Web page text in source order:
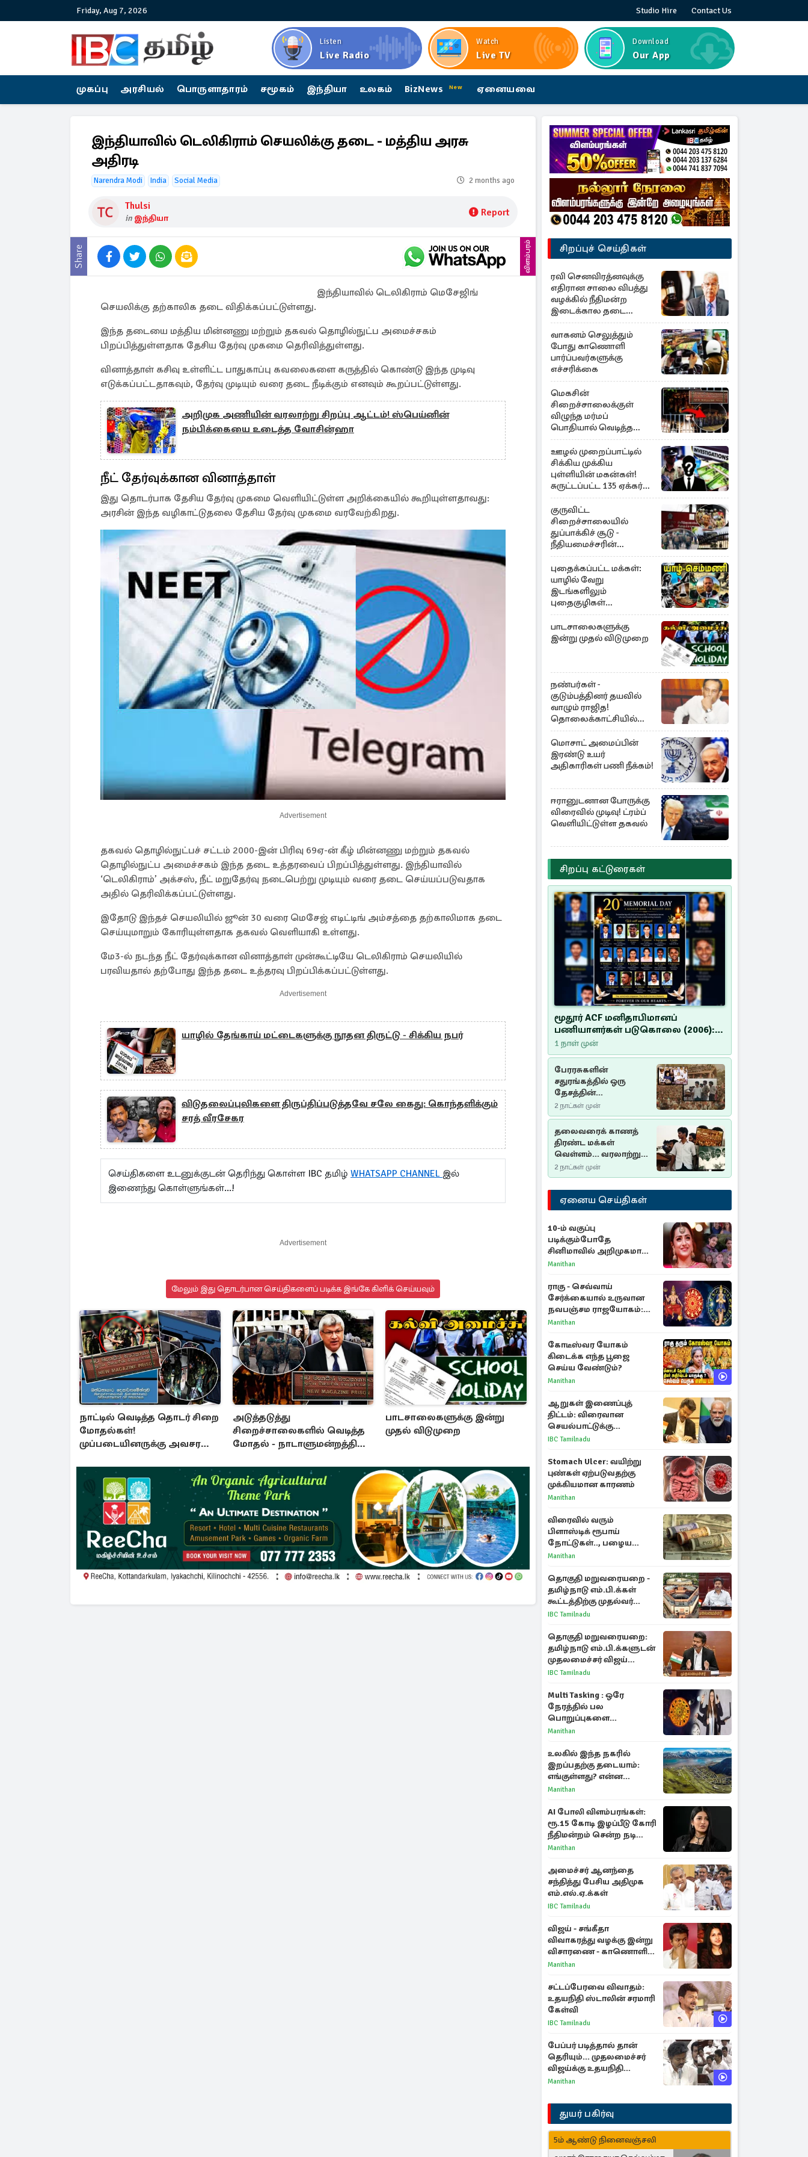
Friday, Aug 7, 2026 Studio Hire Contact Us
Listen
Live Radio
Watch
Live TV
Download
Our App
முகப்பு அரசியல் பொருளாதாரம் சமூகம் இந்தியா உலகம் BizNews New ஏனையவை
இந்தியாவில் டெலிகிராம் செயலிக்கு தடை - மத்திய அரசு
அதிரடி
Narendra Modi India Social Media 2 months ago
Thulsi
in இந்தியா Report
Share விளம்பரம்
இந்தியாவில் டெலிகிராம் மெசேஜிங்
செயலிக்கு தற்காலிக தடை விதிக்கப்பட்டுள்ளது.
இந்த தடையை மத்திய மின்னணு மற்றும் தகவல் தொழில்நுட்ப அமைச்சகம்
பிறப்பித்துள்ளதாக தேசிய தேர்வு முகமை தெரிவித்துள்ளது.
வினாத்தாள் கசிவு உள்ளிட்ட பாதுகாப்பு கவலைகளை கருத்தில் கொண்டு இந்த முடிவு
எடுக்கப்பட்டதாகவும், தேர்வு முடியும் வரை தடை நீடிக்கும் எனவும் கூறப்பட்டுள்ளது.
அறிமுக அணியின் வரலாற்று சிறப்பு ஆட்டம்! ஸ்பெய்னின்
நம்பிக்கையை உடைத்த வோசின்ஹா
நீட் தேர்வுக்கான வினாத்தாள்
இது தொடர்பாக தேசிய தேர்வு முகமை வெளியிட்டுள்ள அறிக்கையில் கூறியுள்ளதாவது:
அரசின் இந்த வழிகாட்டுதலை தேசிய தேர்வு முகமை வரவேற்கிறது.
Advertisement
தகவல் தொழில்நுட்பச் சட்டம் 2000-இன் பிரிவு 69ஏ-ன் கீழ் மின்னணு மற்றும் தகவல்
தொழில்நுட்ப அமைச்சகம் இந்த தடை உத்தரவைப் பிறப்பித்துள்ளது. இந்தியாவில்
‘டெலிகிராம்’ அக்சஸ், நீட் மறுதேர்வு நடைபெற்று முடியும் வரை தடை செய்யப்படுவதாக
அதில் தெரிவிக்கப்பட்டுள்ளது.
இதோடு இந்தச் செயலியில் ஜூன் 30 வரை மெசேஜ் எடிட்டிங் அம்சத்தை தற்காலிமாக தடை
செய்யுமாறும் கோரியுள்ளதாக தகவல் வெளியாகி உள்ளது.
மே3-ல் நடந்த நீட் தேர்வுக்கான வினாத்தாள் முன்கூட்டியே டெலிகிராம் செயலியில்
பரவியதால் தற்போது இந்த தடை உத்தரவு பிறப்பிக்கப்பட்டுள்ளது.
Advertisement
யாழில் தேங்காய் மட்டைகளுக்கு நூதன திருட்டு - சிக்கிய நபர்
விடுதலைப்புலிகளை திருப்திப்படுத்தவே சலே கைது: கொந்தளிக்கும்
சரத் வீரசேகர
செய்திகளை உடனுக்குடன் தெரிந்து கொள்ள IBC தமிழ் WHATSAPP CHANNEL இல்
இணைந்து கொள்ளுங்கள்...!
Advertisement
மேலும் இது தொடர்பான செய்திகளைப் படிக்க இங்கே கிளிக் செய்யவும்
நாட்டில் வெடித்த தொடர் சிறை
மோதல்கள்!
முப்படையினருக்கு அவசர
அடுத்தடுத்து
சிறைச்சாலைகளில் வெடித்த
மோதல் - நாடாளுமன்றத்தில்
பாடசாலைகளுக்கு இன்று
முதல் விடுமுறை
சிறப்புச் செய்திகள்
ரவி செனவிரத்னவுக்கு
எதிரான சாலை விபத்து
வழக்கில் நீதிமன்ற
இடைக்கால தடை
உத்தரவு!
வாகனம் செலுத்தும்
போது காணொளி
பார்ப்பவர்களுக்கு
எச்சரிக்கை
மெகசின்
சிறைச்சாலைக்குள்
விழுந்த மர்மப்
பொதியால் வெடித்த
மோதல் - ஒருவர் பலி :
பலர் காயம்
ஊழல் முறைப்பாட்டில்
சிக்கிய முக்கிய
புள்ளியின் மகன்கள்!
சுருட்டப்பட்ட 135 ஏக்கர்
தேயிலைத் தோட்டம்
குருவிட்ட
சிறைச்சாலையில்
துப்பாக்கிச் சூடு -
நீதியமைச்சரின்
அறிவிப்பு
புதைக்கப்பட்ட மக்கள்:
யாழில் வேறு
இடங்களிலும்
புதைகுழிகள்
இருக்கலாம்..!
எழுமாற்றாக அகழ்வு
பாடசாலைகளுக்கு
இன்று முதல் விடுமுறை
நண்பர்கள் -
குடும்பத்தினர் தயவில்
வாழும் ராஜித!
தொலைக்காட்சியில்
குமுறல்
மொசாட் அமைப்பின்
இரண்டு உயர்
அதிகாரிகள் பணி நீக்கம்!
ஈரானுடனான போருக்கு
விரைவில் முடிவு! ட்ரம்ப்
வெளியிட்டுள்ள தகவல்
சிறப்பு கட்டுரைகள்
மூதூர் ACF மனிதாபிமானப்
பணியாளர்கள் படுகொலை (2006):
20 ஆண்டுகளாகியும் நீதி
மறுக்கப்பட்ட மனிதாபிமானப்
பேரவலம்
1 நாள் முன்
பேரரசுகளின்
சதுரங்கத்தில் ஒரு
தேசத்தின்
தீர்க்கதரிசனம் :
சுதுமலை பிரகடனம்
ஒரு வரலாற்றுப் பாடம்
2 நாட்கள் முன்
தலைவரைக் காணத்
திரண்ட மக்கள்
வெள்ளம்... வரலாற்றுச்
சிறப்புமிக்க சுதுமலைப்
பிரகடனம்…
2 நாட்கள் முன்
ஏனைய செய்திகள்
10-ம் வகுப்பு
படிக்கும்போதே
சினிமாவில் அறிமுகமான
த்ரிஷா! உண்மையை
காந்தி
Manithan
ராகு - செவ்வாய்
சேர்க்கையால் உருவான
நவபஞ்சம ராஜயோகம்:
அதிர்ஷ்டம் பெறும் 3
Manithan
கோடீஸ்வர யோகம்
கிடைக்க எந்த பூஜை
செய்ய வேண்டும்?
Manithan
ஆறுகள் இணைப்புத்
திட்டம்: விரைவான
செயல்பாட்டுக்கு
பிரதமருக்கு முதலமைச்சர்
IBC Tamilnadu
Stomach Ulcer: வயிற்று
புண்கள் ஏற்படுவதற்கு
முக்கியமான காரணம்
Manithan
விரைவில் வரும்
பிளாஸ்டிக் ரூபாய்
நோட்டுகள்.., பழைய
காகித நோட்டுகள்
Manithan
தொகுதி மறுவரையறை -
தமிழ்நாடு எம்.பி.க்கள்
கூட்டத்திற்கு முதல்வர்
விஜய் அழைப்பு
IBC Tamilnadu
தொகுதி மறுவரையறை:
தமிழ்நாடு எம்.பி.க்களுடன்
முதலமைச்சர் விஜய்
ஆலோசனை
IBC Tamilnadu
Multi Tasking : ஒரே
நேரத்தில் பல
பொறுப்புகளை
கையாளும் டாப் 3 ராசிகள்!
Manithan
உலகில் இந்த நகரில்
இறப்பதற்கு தடையாம்:
எங்குள்ளது? என்ன
காரணம் தெரியுமா?
Manithan
AI போலி விளம்பரங்கள்:
ரூ.15 கோடி இழப்பீடு கோரி
நீதிமன்றம் சென்ற நடிகை
ஸ்ருதி ஹாசன்!
Manithan
அமைச்சர் ஆனந்தை
சந்தித்து பேசிய அதிமுக
எம்.எல்.ஏ.க்கள்
IBC Tamilnadu
விஜய் - சங்கீதா
விவாகரத்து வழக்கு இன்று
விசாரணை - காணொளி
மூலம் ஆஜராக வாய்ப்பு
Manithan
சட்டப்பேரவை விவாதம்:
உதயநிதி ஸ்டாலின் சரமாரி
கேள்வி
IBC Tamilnadu
பேப்பர் படித்தால் தான்
தெரியும்... முதலமைச்சர்
விஜய்க்கு உதயநிதி
ஸ்டாலின் பதிலடி
Manithan
துயர் பகிர்வு
5ம் ஆண்டு நினைவஞ்சலி